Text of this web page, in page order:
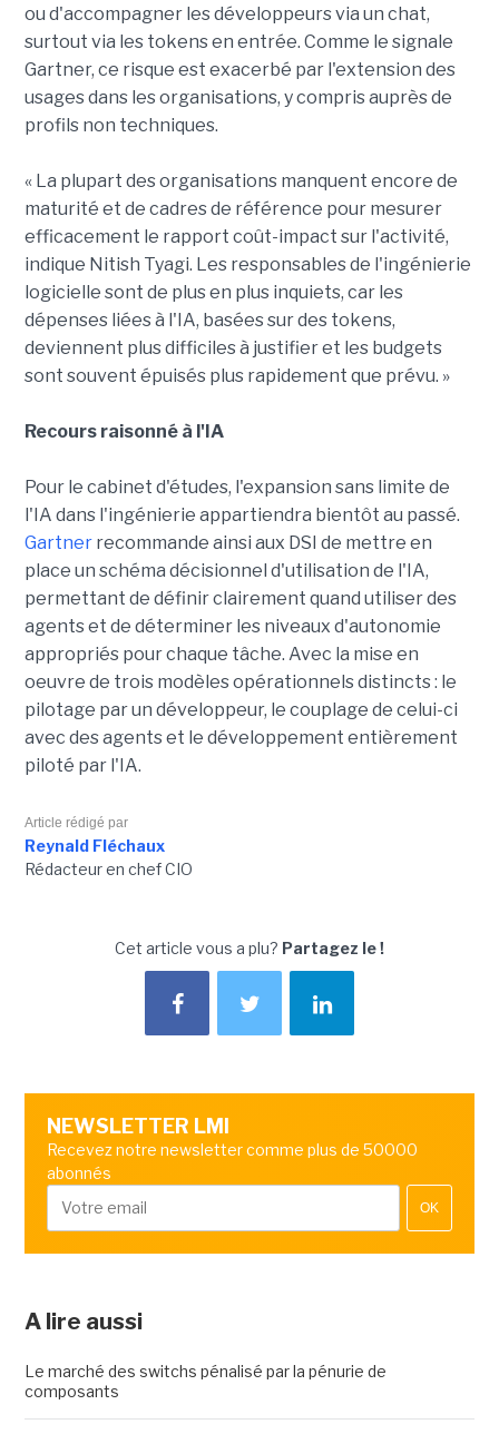
ou d'accompagner les développeurs via un chat,
surtout via les tokens en entrée. Comme le signale
Gartner, ce risque est exacerbé par l'extension des
usages dans les organisations, y compris auprès de
profils non techniques.
« La plupart des organisations manquent encore de
maturité et de cadres de référence pour mesurer
efficacement le rapport coût-impact sur l'activité,
indique Nitish Tyagi. Les responsables de l'ingénierie
logicielle sont de plus en plus inquiets, car les
dépenses liées à l'IA, basées sur des tokens,
deviennent plus difficiles à justifier et les budgets
sont souvent épuisés plus rapidement que prévu. »
Recours raisonné à l'IA
Pour le cabinet d'études, l'expansion sans limite de
l'IA dans l'ingénierie appartiendra bientôt au passé.
Gartnerrecommande ainsi aux DSI de mettre en
place un schéma décisionnel d'utilisation de l'IA,
permettant de définir clairement quand utiliser des
agents et de déterminer les niveaux d'autonomie
appropriés pour chaque tâche. Avec la mise en
oeuvre de trois modèles opérationnels distincts : le
pilotage par un développeur, le couplage de celui-ci
avec des agents et le développement entièrement
piloté par l'IA.
Article rédigé par
Reynald Fléchaux
Rédacteur en chef CIO
Cet article vous a plu? Partagez le !
NEWSLETTER LMI
Recevez notre newsletter comme plus de 50000
abonnés
OK
A lire aussi
Le marché des switchs pénalisé par la pénurie de
composants